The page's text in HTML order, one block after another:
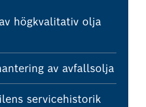
högkvalitativ olja
av avfallsolja
servicehistorik